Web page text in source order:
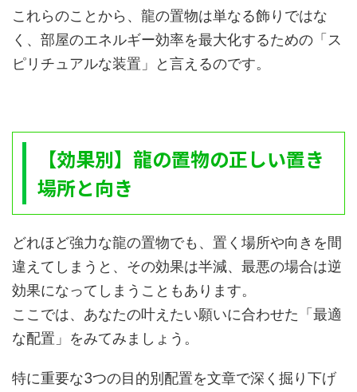
これらのことから、龍の置物は単なる飾りではな
く、部屋のエネルギー効率を最大化するための「ス
ピリチュアルな装置」と言えるのです。
【効果別】龍の置物の正しい置き
場所と向き
どれほど強力な龍の置物でも、置く場所や向きを間
違えてしまうと、その効果は半減、最悪の場合は逆
効果になってしまうこともあります。
ここでは、あなたの叶えたい願いに合わせた「最適
な配置」をみてみましょう。
特に重要な3つの目的別配置を文章で深く掘り下げ